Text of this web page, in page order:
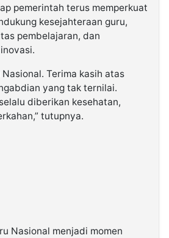
pemerintah terus memperkuat
kesejahteraan guru,
pembelajaran, dan
Nasional. Terima kasih atas
yang tak ternilai.
diberikan kesehatan,
tutupnya.
Nasional menjadi momen